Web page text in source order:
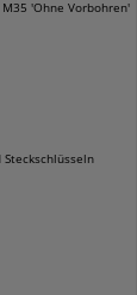
'Ohne Vorbohren'